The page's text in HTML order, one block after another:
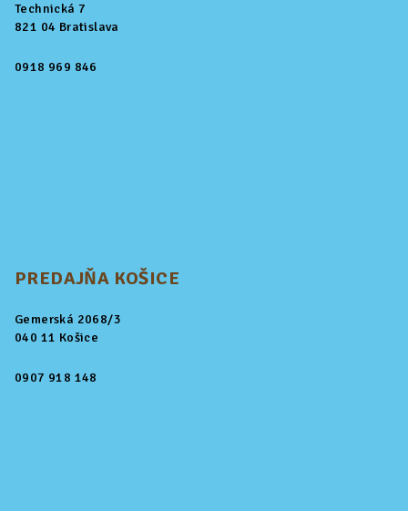
Technická 7
821 04 Bratislava
0918 969 846
PREDAJŇA KOŠICE
Gemerská 2068/3
040 11 Košice
0907 918 148